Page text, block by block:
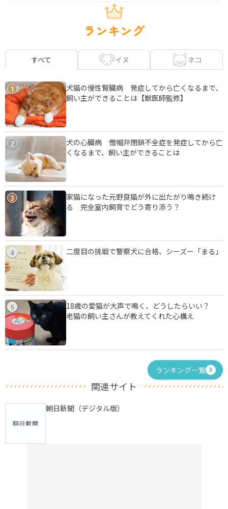
ランキング
すべて イヌ ネコ
1
犬猫の慢性腎臓病 発症してから亡くなるまで、
飼い主ができることは【獣医師監修】
2
犬の心臓病 僧帽弁閉鎖不全症を発症してから亡
くなるまで、飼い主ができることは
3
家猫になった元野良猫が外に出たがり鳴き続け
る 完全室内飼育でどう寄り添う？
4 二度目の挑戦で警察犬に合格、シーズー「まる」
5
18歳の愛猫が大声で鳴く、どうしたらいい？
老猫の飼い主さんが教えてくれた心構え
ランキング一覧
関連サイト
朝日新聞（デジタル版）